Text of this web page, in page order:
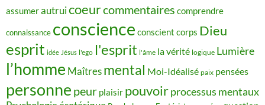
assumerautruicoeurcommentaires comprendre
connaissance conscience conscient corps Dieu
esprit idée Jésus l'ego l'esprit l'âme la vérité logique Lumière
l’homme Maîtres mental Moi-Idéalisé paix pensées
personne peur plaisir pouvoirprocessus mentaux